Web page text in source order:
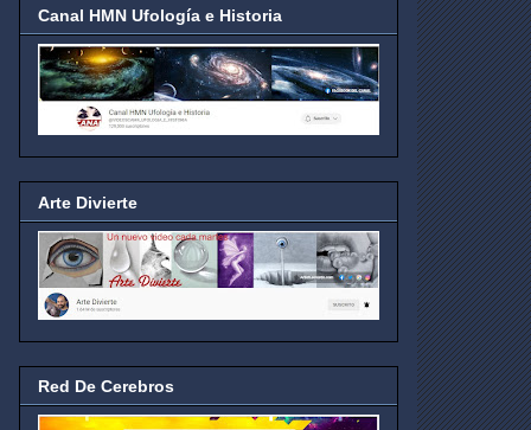
Canal HMN Ufología e Historia
Arte Divierte
Red De Cerebros